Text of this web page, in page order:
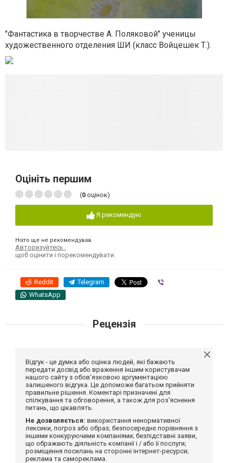
"Фантастика в творчестве А. Поляковой" ученицы
художественного отделения ШИ (класс Войцешек Т.).
Оцініть першим
(0 оцінок)
Я рекомендую
Ніхто ще не рекомендував
Авторизуйтесь
щоб оцінити і порекомендувати
Reddit Telegram
WhatsApp
Рецензія
Відгук - це думка або оцінка людей, які бажають
передати досвід або враження іншим користувачам
нашого сайту з обов'язковою аргументацією
залишеного відгука. Це допоможе багатьом прийняти
правильне рішення. Коментарі призначені для
спілкування та обговорення, а також для роз'яснення
питань, що цікавлять.
Не дозволяється: використання ненормативної
лексики, погроз або образ; безпосереднє порівняння з
іншими конкуруючими компаніями; безпідставні заяви,
що ображають діяльність компанії і / або її послуги;
розміщення посилань на сторонні інтернет-ресурси;
реклама та самореклама.